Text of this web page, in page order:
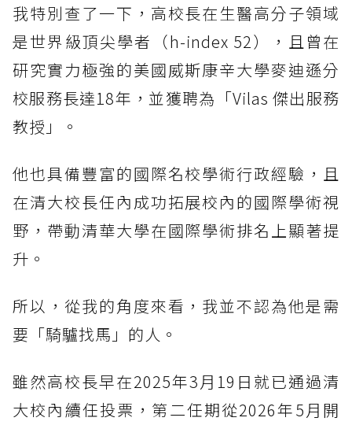
我特別查了一下，高校長在生醫高分子領域
是世界級頂尖學者（h-index 52），且曾在
研究實力極強的美國威斯康辛大學麥迪遜分
校服務長達18年，並獲聘為「Vilas 傑出服務
教授」。
他也具備豐富的國際名校學術行政經驗，且
在清大校長任內成功拓展校內的國際學術視
野，帶動清華大學在國際學術排名上顯著提
升。
所以，從我的角度來看，我並不認為他是需
要「騎驢找馬」的人。
雖然高校長早在2025年3月19日就已通過清
大校內續任投票，第二任期從2026年5月開